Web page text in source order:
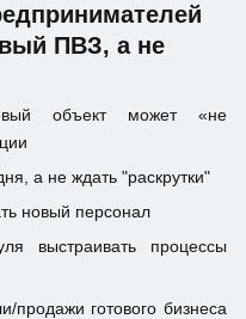
ПВЗ, а не
объект может «не
а не ждать "раскрутки"
новый персонал
выстраивать процессы
готового бизнеса